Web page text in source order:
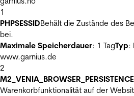
1
PHPSESSIDBehält die Zustände des
bei.
Maximale Speicherdauer: 1 TagTyp:
www.garnius.de
2
Warenkorbfunktionalität auf der